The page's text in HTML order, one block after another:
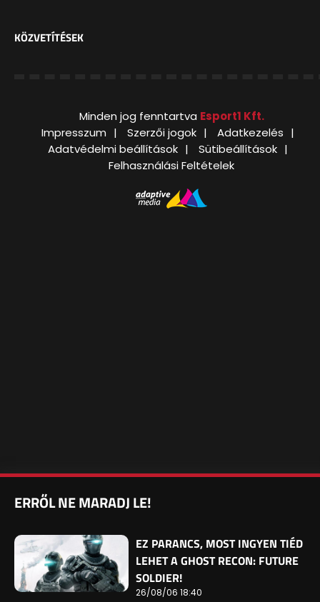
KÖZVETÍTÉSEK
Minden jog fenntartva Esport1 Kft.
Impresszum
Szerzői jogok
Adatkezelés
Adatvédelmi beállítások
Sütibeállítások
Felhasználási Feltételek
ERRŐL NE MARADJ LE!
EZ PARANCS, MOST INGYEN TIÉD
LEHET A GHOST RECON: FUTURE
SOLDIER!
26/08/06 18:40